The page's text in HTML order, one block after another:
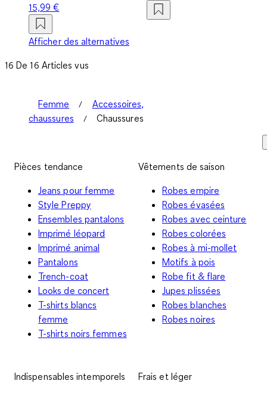
15,99 €
Afficher des alternatives
16 De 16 Articles vus
Femme
Accessoires,
chaussures
Chaussures
Pièces tendance
Jeans pour femme
Style Preppy
Ensembles pantalons
Imprimé léopard
Imprimé animal
Pantalons
Trench-coat
Looks de concert
T-shirts blancs
femme
T-shirts noirs femmes
Vêtements de saison
Robes empire
Robes évasées
Robes avec ceinture
Robes colorées
Robes à mi-mollet
Motifs à pois
Robe fit & flare
Jupes plissées
Robes blanches
Robes noires
Indispensables intemporels
Frais et léger